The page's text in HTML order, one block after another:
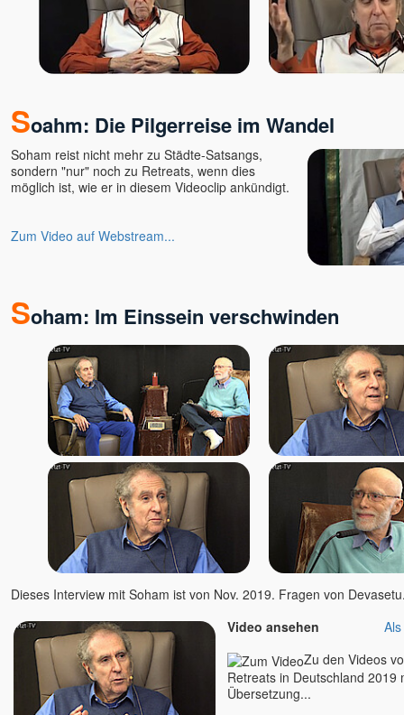
Marta Soraya
Martin Erdmann
Martina Gallmetzer
Meike Schütt
Michael Roads
Moksha
Muni
Narada
Neeru
Niina
Nisargadatta
Nishkàma
Nishta
Nukunu
Olena
Padma u. Torsten
Papaji
Pari u. Satyaa
Paul Smit
Petra
Poraj, Alexander
Prajnaji
Soahm: Die Pilgerreise im Wandel
Soham reist nicht mehr zu Städte-Satsangs,
sondern "nur" noch zu Retreats, wenn dies
möglich ist, wie er in diesem Videoclip ankündigt.
Zum Video auf Webstream...
Soham: Im Einssein verschwinden
Dieses Interview mit Soham ist von Nov. 2019. Fragen von
Video ansehen
Zu den Videos
Retreats in Deutschland 2019
Übersetzung...